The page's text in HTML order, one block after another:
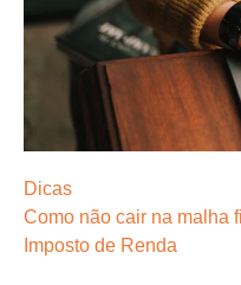
Dicas
Como não cair na malha
Imposto de Renda